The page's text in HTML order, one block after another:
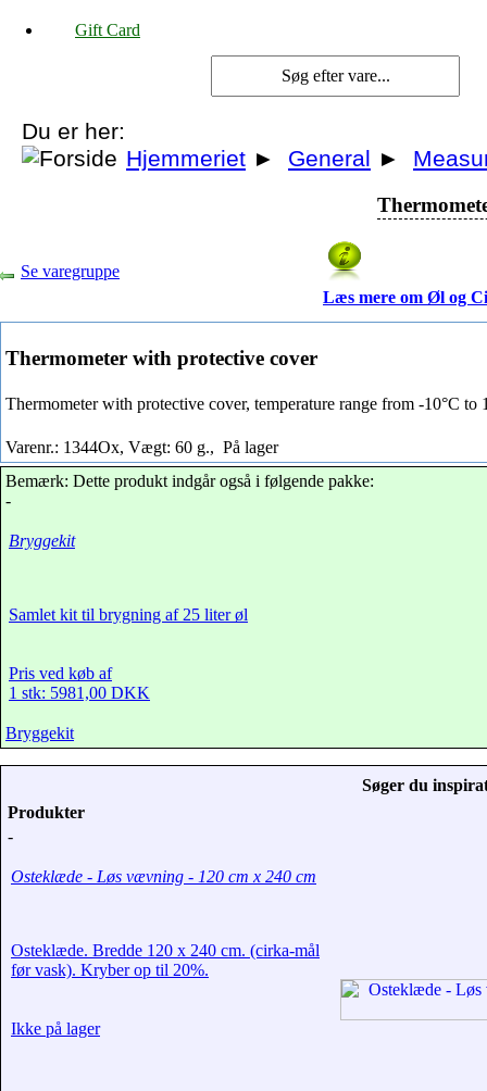
Gift Card
Du er her:
Hjemmeriet ► General ►
Se varegruppe
Læs mere om Øl og
Thermometer with protective cover
Thermometer with protective cover, temperature range from -10°C to
Varenr.: 1344Ox, Vægt: 60 g., På lager
Bemærk: Dette produkt indgår også i følgende pakke:
-
Bryggekit
Samlet kit til brygning af 25 liter øl
Pris ved køb af
1 stk: 5981,00 DKK
Bryggekit
Søger du
Produkter
-
Osteklæde - Løs vævning - 120 cm x 240 cm
Osteklæde. Bredde 120 x 240 cm. (cirka-mål
før vask). Kryber op til 20%.
Ikke på lager